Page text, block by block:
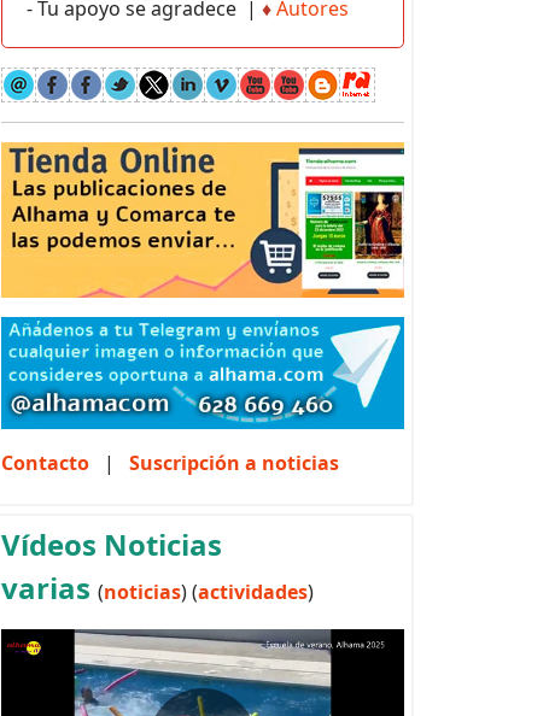
- Tu apoyo se agradece | ♦Autores
Contacto | Suscripción a noticias
Vídeos Noticias
varias (noticias) (actividades)